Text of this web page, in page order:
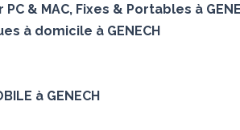
& MAC, Fixes & Portables à
à domicile à GENECH
à GENECH